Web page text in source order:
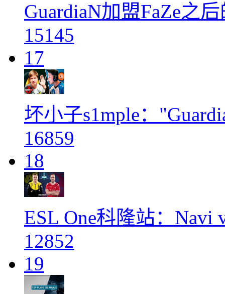
GuardiaN加盟FaZe之
15145
17
坏小子s1mple：
16859
18
ESL One科隆站：Navi
12852
19